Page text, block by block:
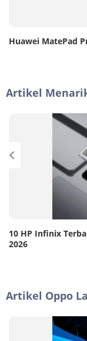
Huawei MatePad
Artikel
10 HP Infinix
2026
Artikel Oppo